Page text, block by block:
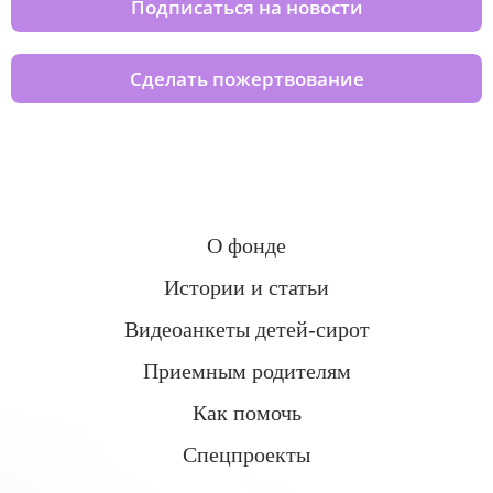
Подписаться на новости
Сделать пожертвование
О фонде
Истории и статьи
Видеоанкеты детей-сирот
Приемным родителям
Как помочь
Спецпроекты